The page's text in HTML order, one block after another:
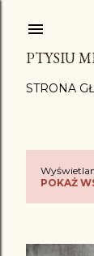
PTYSIU
STRONA
s
POKAŻ